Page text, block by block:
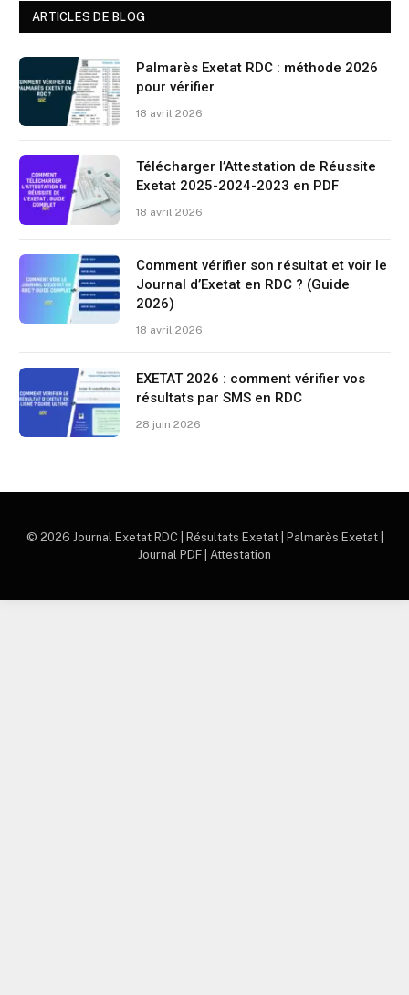
ARTICLES DE BLOG
Palmarès Exetat RDC : méthode 2026
pour vérifier
18 avril 2026
Télécharger l’Attestation de Réussite
Exetat 2025-2024-2023 en PDF
18 avril 2026
Comment vérifier son résultat et voir le
Journal d’Exetat en RDC ? (Guide
2026)
18 avril 2026
EXETAT 2026 : comment vérifier vos
résultats par SMS en RDC
28 juin 2026
© 2026 Journal Exetat RDC | Résultats Exetat | Palmarès Exetat |
Journal PDF | Attestation